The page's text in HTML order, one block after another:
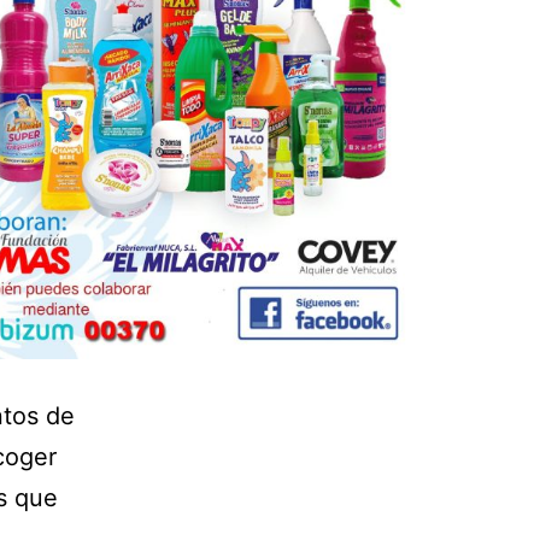
de
que